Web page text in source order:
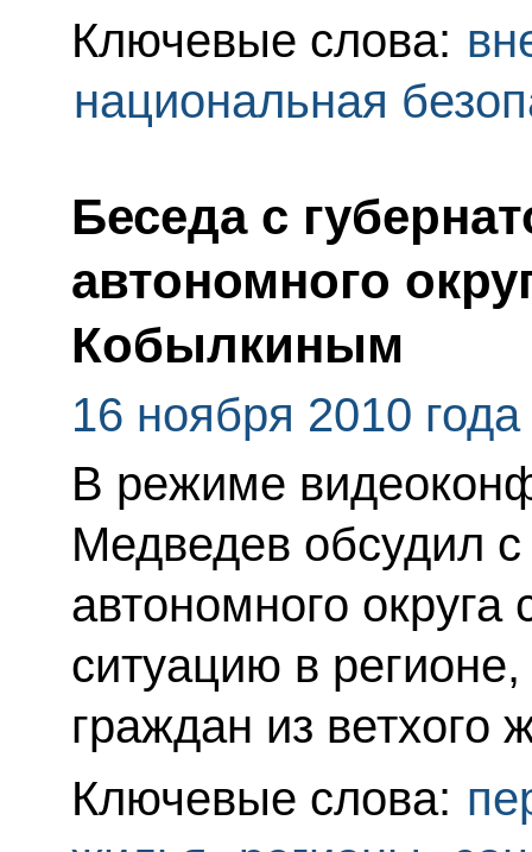
Ключевые слова:
национальная
Беседа с
автономного
Кобылкиным
16 ноября 2010 года
В режиме
Медведев обсудил
автономного
ситуацию в
граждан из ветхого
Ключевые слова: